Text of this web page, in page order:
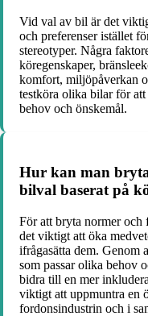
Vid val av bil är det
och preferenser istället
stereotyper. Några
köregenskaper,
komfort, miljöpåverkan
testköra olika bilar för att
behov och önskemål.
Hur kan man
bilval baserat på
För att bryta normer och
det viktigt att öka
ifrågasätta dem.
som passar olika behov
bidra till en mer
viktigt att uppmuntra en
fordonsindustrin och i